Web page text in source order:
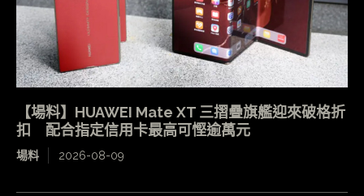
【場料】HUAWEI Mate XT 三摺疊旗艦迎來破格折
扣 配合指定信用卡最高可慳逾萬元
場料 2026-08-09